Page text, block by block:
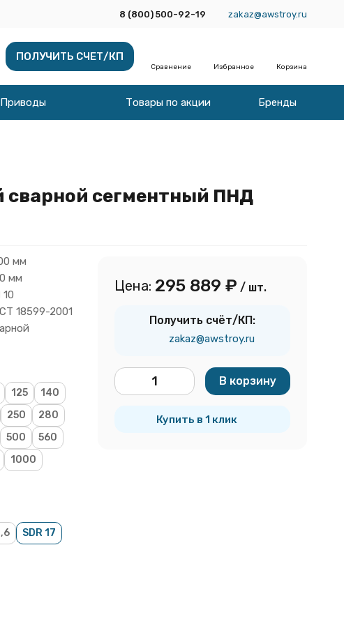
8 (800) 500-92-19 zakaz@awstroy.ru
ПОЛУЧИТЬ СЧЕТ/КП
Сравнение Избранное Корзина
Приводы Товары по акции Бренды
сварной сегментный ПНД
мм
мм
10
18599-2001
125
140
250
280
500
560
1000
SDR 17
Цена: 295 889 ₽ / шт.
Получить счёт/КП:
zakaz@awstroy.ru
В корзину
Купить в 1 клик